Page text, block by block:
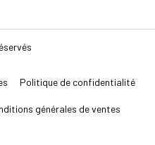
Politique de confidentialité
générales de ventes